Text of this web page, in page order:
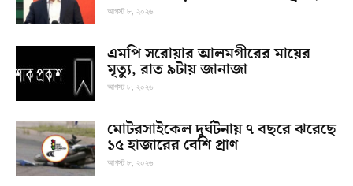
আগস্ট ৮, ২০২৬
এমপি সরোয়ার আলমগীরের মায়ের
মৃত্যু, রাত ৯টায় জানাজা
আগস্ট ৮, ২০২৬
মোটরসাইকেল দুর্ঘটনায় ৭ বছরে ঝরেছে
১৫ হাজারের বেশি প্রাণ
আগস্ট ৮, ২০২৬